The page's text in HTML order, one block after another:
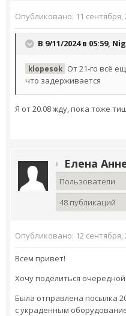
Опубликовано: 11 сентября,
В 9/11/2024 в 05:59,
klopesok От 21-го всё
что задерживается
Я от 20.08 жду, пока тоже
Елена
Пользователи
48 публикаций
Опубликовано: 12 сентября,
Всем привет!
Хочу поделиться
Была отправлена посылка
с украденным